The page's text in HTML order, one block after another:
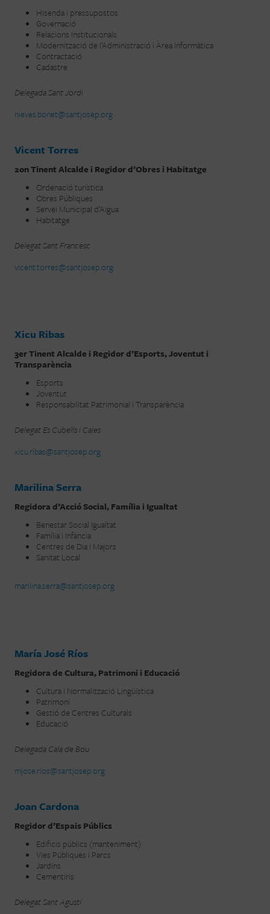
Hisenda i pressupostos
Governació
Relacions Institucionals
Modernització de l’Administració i Àrea Informàtica
Contractació
Cadastre
Delegada Sant Jordi
nieves.bonet@santjosep.org
Vicent Torres
2on Tinent Alcalde i Regidor d’Obres i Habitatge
Ordenació turística
Obres Públiques
Servei Municipal d’Aigua
Habitatge
Delegat Sant Francesc
vicent.torres@santjosep.org
Xicu Ribas
3er Tinent Alcalde i Regidor d’Esports, Joventut i
Transparència
Esports
Joventut
Responsabilitat Patrimonial i Transparència
Delegat Es Cubells i Cales
xicu.ribas@santjosep.org
Marilina Serra
Regidora d’Acció Social, Família i Igualtat
Benestar Social Igualtat
Família i Infància
Centres de Dia i Majors
Sanitat Local
marilina.serra@santjosep.org
María José Ríos
Regidora de Cultura, Patrimoni i Educació
Cultura i Normalització Lingüística
Patrimoni
Gestió de Centres Culturals
Educació
Delegada Cala de Bou
mjose.rios@santjosep.org
Joan Cardona
Regidor d’Espais Públics
Edificis públics (manteniment)
Vies Públiques i Parcs
Jardins
Cementiris
Delegat Sant Agustí